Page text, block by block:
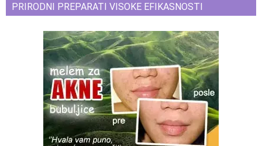
PRIRODNI PREPARATI VISOKE EFIKASNOSTI